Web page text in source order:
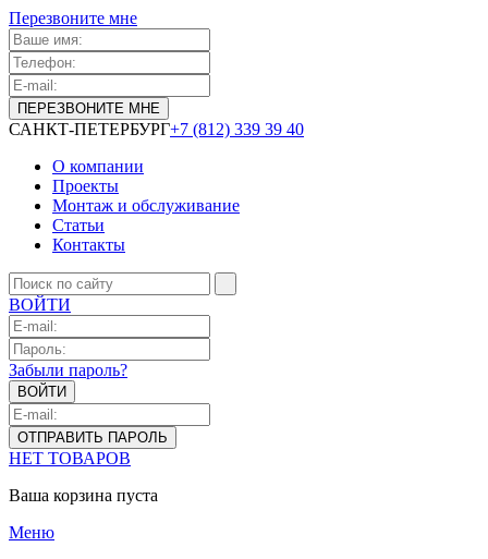
Перезвоните мне
САНКТ-ПЕТЕРБУРГ+7 (812) 339 39 40
О компании
Проекты
Монтаж и обслуживание
Статьи
Контакты
ВОЙТИ
Забыли пароль?
НЕТ ТОВАРОВ
Ваша корзина пуста
Меню